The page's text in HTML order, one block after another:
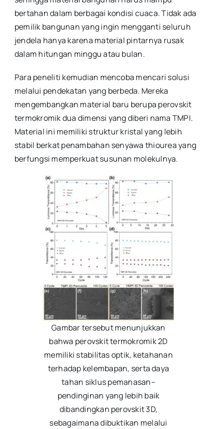
bertahan dalam berbagai kondisi cuaca. Tidak ada
pemilik bangunan yang ingin mengganti seluruh
jendela hanya karena material pintarnya rusak
dalam hitungan minggu atau bulan.
Para peneliti kemudian mencoba mencari solusi
melalui pendekatan yang berbeda. Mereka
mengembangkan material baru berupa perovskit
termokromik dua dimensi yang diberi nama TMPI.
Material ini memiliki struktur kristal yang lebih
stabil berkat penambahan senyawa thiourea yang
berfungsi memperkuat susunan molekulnya.
Gambar tersebut menunjukkan
bahwa perovskit termokromik 2D
memiliki stabilitas optik, ketahanan
terhadap kelembapan, serta daya
tahan siklus pemanasan–
pendinginan yang lebih baik
dibandingkan perovskit 3D,
sebagaimana dibuktikan melalui